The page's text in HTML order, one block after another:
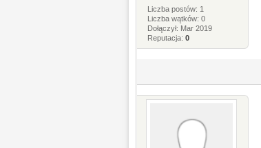
Liczba postów: 1
Liczba wątków: 0
Dołączył: Mar 2019
Reputacja:0